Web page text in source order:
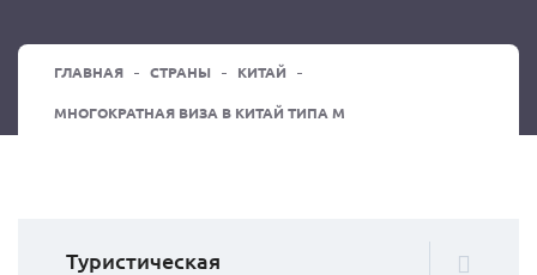
ГЛАВНАЯ СТРАНЫ КИТАЙ
МНОГОКРАТНАЯ ВИЗА В КИТАЙ ТИПА М
Туристическая